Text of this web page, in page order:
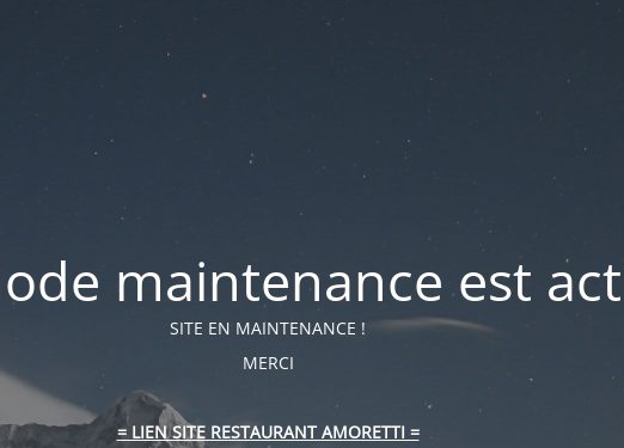
maintenance est
SITE EN MAINTENANCE !
MERCI
= LIEN SITE RESTAURANT AMORETTI =